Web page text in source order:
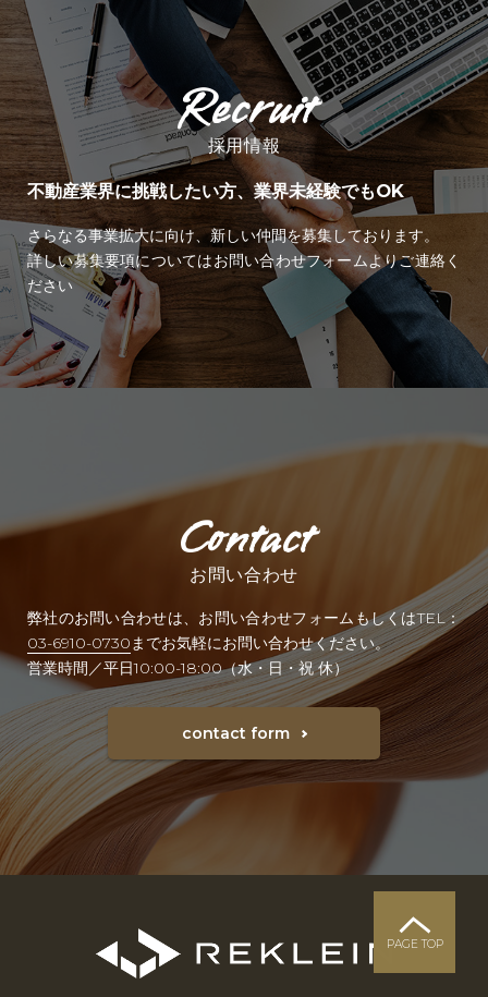
採用情報
不動産業界に挑戦したい方、業界未経験でもOK
さらなる事業拡大に向け、新しい仲間を募集しております。
詳しい募集要項についてはお問い合わせフォームよりご連絡く
ださい
お問い合わせ
弊社のお問い合わせは、お問い合わせフォームもしくはTEL：
03-6910-0730までお気軽にお問い合わせください。
営業時間／平日10:00-18:00（水・日・祝 休）
contact form
PAGE TOP